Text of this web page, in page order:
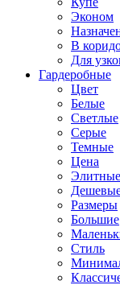
Эконом
В
Для
Гардеробные
Цвет
Белые
Светлые
Серые
Темные
Цена
Элитные
Размеры
Большие
Стиль